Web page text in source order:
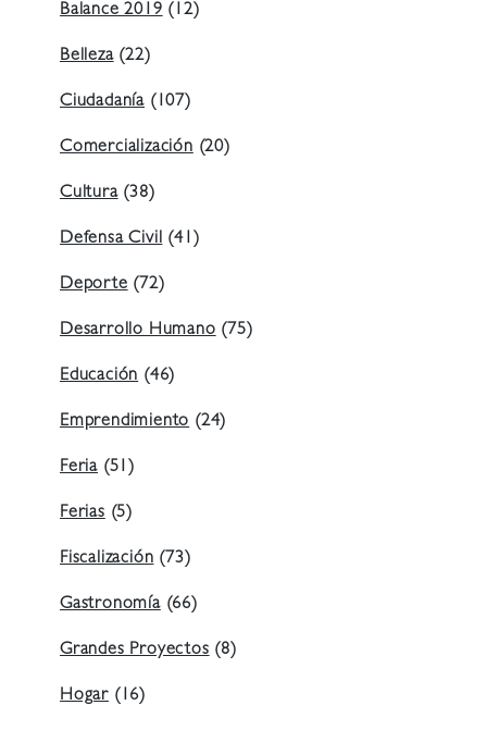
Balance 2019 (12)
Belleza(22)
Ciudadanía (107)
Comercialización (20)
Cultura(38)
Defensa Civil (41)
Deporte (72)
Desarrollo Humano (75)
Educación (46)
Emprendimiento (24)
Feria (51)
Ferias (5)
Fiscalización (73)
Gastronomía(66)
Grandes Proyectos (8)
Hogar (16)